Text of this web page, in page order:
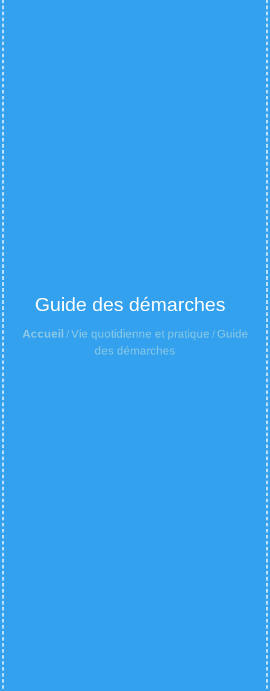
Guide des démarches
Accueil /Vie quotidienne et pratique / Guide
des démarches